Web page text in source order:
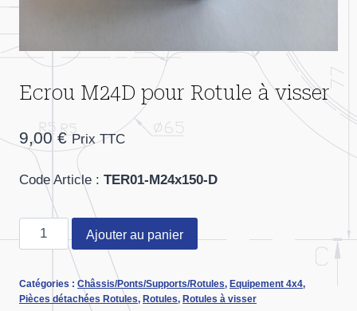
Ecrou M24D pour Rotule à visser
9,00€ Prix TTC
Code Article : TER01-M24x150-D
quantité
de
M24D
Ajouter au panier
Catégories : Châssis/Ponts/Supports/Rotules, Equipement 4x4,
Pièces détachées Rotules, Rotules, Rotules à visser